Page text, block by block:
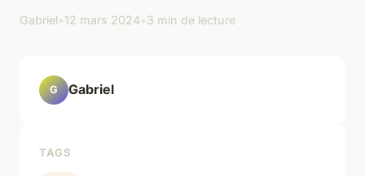
Gabriel•12 mars 2024•3 min de lecture
G Gabriel
TAGS